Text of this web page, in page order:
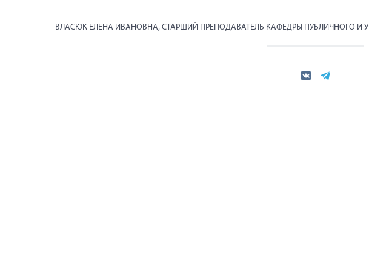
ВЛАСЮК ЕЛЕНА ИВАНОВНА, СТАРШИЙ ПРЕПОДАВАТЕЛЬ КАФЕДРЫ ПУБЛИЧНОГО И